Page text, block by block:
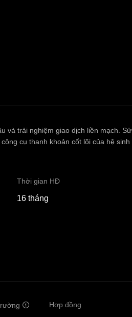
và trải nghiệm giao dịch liền mạch. Sử
cụ thanh khoản cốt lõi của hệ sinh
Thời gian HĐ
16 tháng
Hợp đồng